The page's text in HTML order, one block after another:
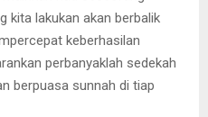
kita lakukan akan berbalik
keberhasilan
perbanyaklah sedekah
berpuasa sunnah di tiap